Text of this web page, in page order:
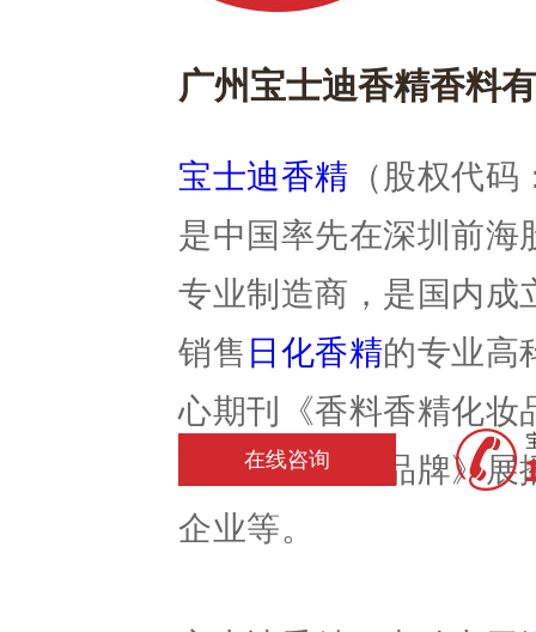
广州宝士迪香精香料
宝士迪香精 （股权代
是中国率先在深圳前海
专业制造商，是国内成
销售 日化香精的专业高
心期刊《香料香精化妆
视台《中国星品牌》
企业等。
在线咨询